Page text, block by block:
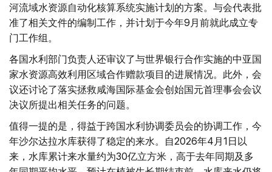
河流域水资源自动化核算系统实施计划的方案。与会代表批
准了相关文件的编制工作，并计划于今年9月前就此成立专
门工作组。
各国水利部门负责人还审议了与世界银行合作实施的中亚国
家水资源高效利用区域合作赠款项目的进展情况。此外，会
议还讨论了落实拯救咸海国际基金会创始国元首理事会会议
决议所提出相关任务的问题。
值得一提的是，得益于跨国水利协调委员会的协调工作，今
年沙尔达拉水库获得了稳定的来水。自2026年4月1日以
来，水库累计来水量约为30亿立方米，高于去年同期及多